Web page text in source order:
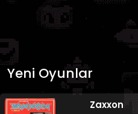
Yeni Oyunlar
Zaxxon